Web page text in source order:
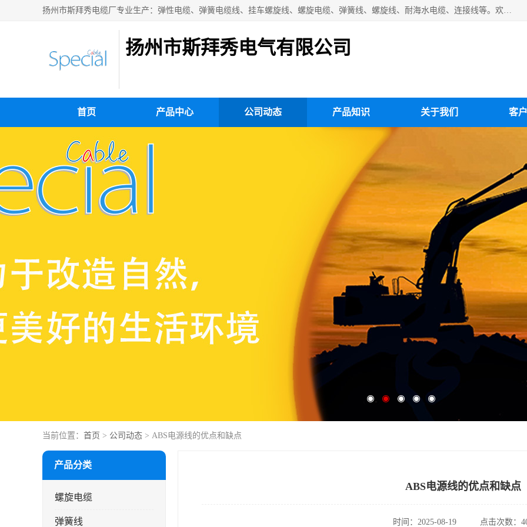
扬州市斯拜秀电缆厂专业生产：弹性电缆、弹簧电缆线、挂车螺旋线、螺旋电缆、弹簧线、螺旋线、耐海水电缆、连接线等。欢迎来电咨询！
扬州市斯拜秀电气有限公司
首页 产品中心 公司动态 产品知识 关于我们 客
当前位置： 首页 > 公司动态 > ABS电源线的优点和缺点
产品分类
螺旋电缆
弹簧线
ABS电源线的优点和缺点
时间：2025-08-19 点击次数：